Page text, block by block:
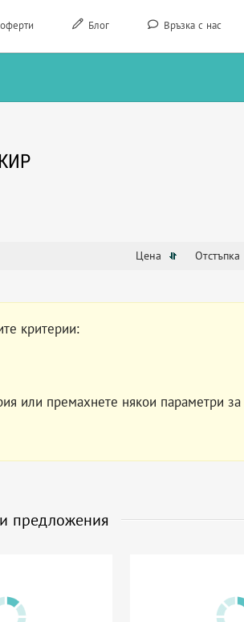
Блог Връзка с нас
Цена Отстъпка
критерии:
или премахнете някои параметри за
предложения